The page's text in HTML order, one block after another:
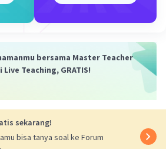
pertidaksamaan tersebut
0.0(0) Balas
bersama Master Teacher
Live Teaching, GRATIS!
sekarang!
bisa tanya soal ke Forum